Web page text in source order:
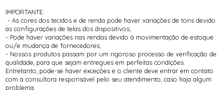
IMPORTANTE:
- As cores dos tecidos e de renda pode haver variações de tons devido
as configurações de telas dos dispositivos;
- Pode haver variações nas rendas devido à movimentação de estoque
ou/e mudança de fornecedores;
- Nossos produtos passam por um rigoroso processo de verificação de
qualidade, para que sejam entregues em perfeitas condições.
Entretanto, pode-se haver exceções e o cliente deve entrar em contato
com a consultora responsável pelo seu atendimento, caso haja algum
problema.